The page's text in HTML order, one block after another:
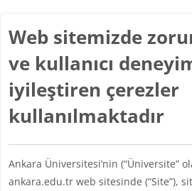
Web sitemizde
ve kullanıcı
iyileştiren çerezler
kullanılmaktadır
Ankara Üniversitesi’nin (“Üniversite”
ankara.edu.tr web sitesinde (“Site”),